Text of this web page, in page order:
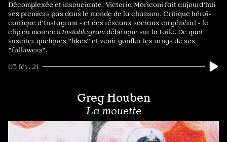
Décomplexée et insouciante, Victoria Moriconi fait aujourd'hui
ses premiers pas dans le monde de la chanson. Critique héroï-
comique d'Instagram - et des réseaux sociaux en général - le
clip du morceauInstablegramdébarque sur la toile. De quoi
susciter quelques "likes" et venir gonfler les rangs de ses
"followers".
03 fév. 21
Greg Houben
La mouette